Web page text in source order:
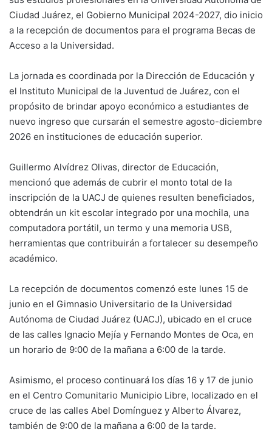
Ciudad Juárez, el Gobierno Municipal 2024-2027, dio inicio
a la recepción de documentos para el programa Becas de
Acceso a la Universidad.
La jornada es coordinada por la Dirección de Educación y
el Instituto Municipal de la Juventud de Juárez, con el
propósito de brindar apoyo económico a estudiantes de
nuevo ingreso que cursarán el semestre agosto-diciembre
2026 en instituciones de educación superior.
Guillermo Alvídrez Olivas, director de Educación,
mencionó que además de cubrir el monto total de la
inscripción de la UACJ de quienes resulten beneficiados,
obtendrán un kit escolar integrado por una mochila, una
computadora portátil, un termo y una memoria USB,
herramientas que contribuirán a fortalecer su desempeño
académico.
La recepción de documentos comenzó este lunes 15 de
junio en el Gimnasio Universitario de la Universidad
Autónoma de Ciudad Juárez (UACJ), ubicado en el cruce
de las calles Ignacio Mejía y Fernando Montes de Oca, en
un horario de 9:00 de la mañana a 6:00 de la tarde.
Asimismo, el proceso continuará los días 16 y 17 de junio
en el Centro Comunitario Municipio Libre, localizado en el
cruce de las calles Abel Domínguez y Alberto Álvarez,
también de 9:00 de la mañana a 6:00 de la tarde.